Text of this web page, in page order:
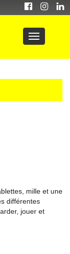
mille et une
différentes
jouer et